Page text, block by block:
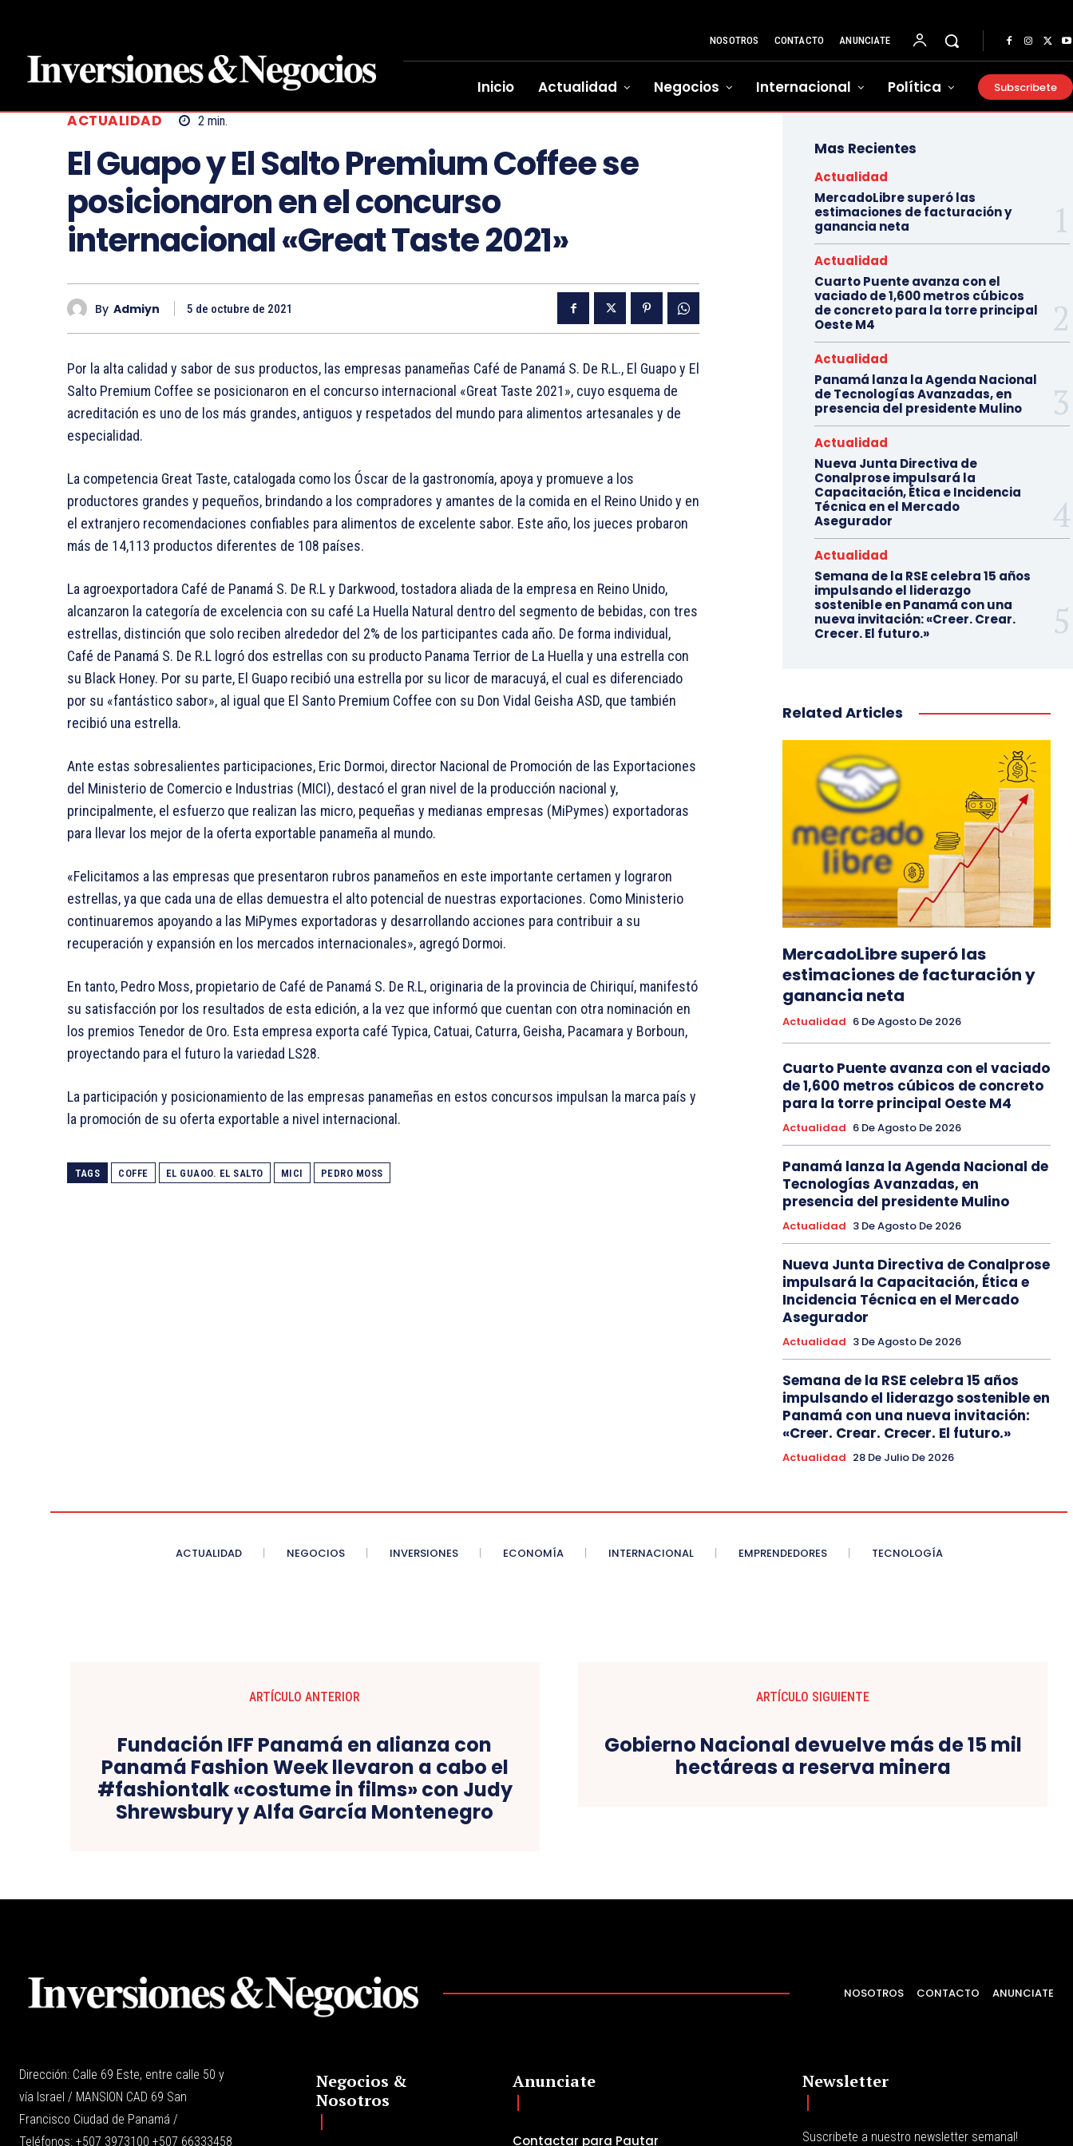
NOSOTROS CONTACTO ANUNCIATE
Inicio Actualidad Negocios Internacional Política Subscribete
ACTUALIDAD 2 min.
El Guapo y El Salto Premium Coffee se
posicionaron en el concurso
internacional «Great Taste 2021»
By Admiyn 5 de octubre de 2021
Por la alta calidad y sabor de sus productos, las empresas panameñas Café de Panamá S. De R.L., El Guapo y El
Salto Premium Coffee se posicionaron en el concurso internacional «Great Taste 2021», cuyo esquema de
acreditación es uno de los más grandes, antiguos y respetados del mundo para alimentos artesanales y de
especialidad.
La competencia Great Taste, catalogada como los Óscar de la gastronomía, apoya y promueve a los
productores grandes y pequeños, brindando a los compradores y amantes de la comida en el Reino Unido y en
el extranjero recomendaciones confiables para alimentos de excelente sabor. Este año, los jueces probaron
más de 14,113 productos diferentes de 108 países.
La agroexportadora Café de Panamá S. De R.L y Darkwood, tostadora aliada de la empresa en Reino Unido,
alcanzaron la categoría de excelencia con su café La Huella Natural dentro del segmento de bebidas, con tres
estrellas, distinción que solo reciben alrededor del 2% de los participantes cada año. De forma individual,
Café de Panamá S. De R.L logró dos estrellas con su producto Panama Terrior de La Huella y una estrella con
su Black Honey. Por su parte, El Guapo recibió una estrella por su licor de maracuyá, el cual es diferenciado
por su «fantástico sabor», al igual que El Santo Premium Coffee con su Don Vidal Geisha ASD, que también
recibió una estrella.
Ante estas sobresalientes participaciones, Eric Dormoi, director Nacional de Promoción de las Exportaciones
del Ministerio de Comercio e Industrias (MICI), destacó el gran nivel de la producción nacional y,
principalmente, el esfuerzo que realizan las micro, pequeñas y medianas empresas (MiPymes) exportadoras
para llevar los mejor de la oferta exportable panameña al mundo.
«Felicitamos a las empresas que presentaron rubros panameños en este importante certamen y lograron
estrellas, ya que cada una de ellas demuestra el alto potencial de nuestras exportaciones. Como Ministerio
continuaremos apoyando a las MiPymes exportadoras y desarrollando acciones para contribuir a su
recuperación y expansión en los mercados internacionales», agregó Dormoi.
En tanto, Pedro Moss, propietario de Café de Panamá S. De R.L, originaria de la provincia de Chiriquí, manifestó
su satisfacción por los resultados de esta edición, a la vez que informó que cuentan con otra nominación en
los premios Tenedor de Oro. Esta empresa exporta café Typica, Catuai, Caturra, Geisha, Pacamara y Borboun,
proyectando para el futuro la variedad LS28.
La participación y posicionamiento de las empresas panameñas en estos concursos impulsan la marca país y
la promoción de su oferta exportable a nivel internacional.
TAGS COFFE EL GUAOO. EL SALTO MICI PEDRO MOSS
Mas Recientes
Actualidad
MercadoLibre superó las
estimaciones de facturación y
ganancia neta
Actualidad
Cuarto Puente avanza con el
vaciado de 1,600 metros cúbicos
de concreto para la torre principal
Oeste M4
Actualidad
Panamá lanza la Agenda Nacional
de Tecnologías Avanzadas, en
presencia del presidente Mulino
Actualidad
Nueva Junta Directiva de
Conalprose impulsará la
Capacitación, Ética e Incidencia
Técnica en el Mercado
Asegurador
Actualidad
Semana de la RSE celebra 15 años
impulsando el liderazgo
sostenible en Panamá con una
nueva invitación: «Creer. Crear.
Crecer. El futuro.»
Related Articles
MercadoLibre superó las
estimaciones de facturación y
ganancia neta
Actualidad 6 De Agosto De 2026
Cuarto Puente avanza con el vaciado
de 1,600 metros cúbicos de concreto
para la torre principal Oeste M4
Actualidad 6 De Agosto De 2026
Panamá lanza la Agenda Nacional de
Tecnologías Avanzadas, en
presencia del presidente Mulino
Actualidad 3 De Agosto De 2026
Nueva Junta Directiva de Conalprose
impulsará la Capacitación, Ética e
Incidencia Técnica en el Mercado
Asegurador
Actualidad 3 De Agosto De 2026
Semana de la RSE celebra 15 años
impulsando el liderazgo sostenible en
Panamá con una nueva invitación:
«Creer. Crear. Crecer. El futuro.»
Actualidad 28 De Julio De 2026
ACTUALIDAD NEGOCIOS INVERSIONES ECONOMÍA INTERNACIONAL EMPRENDEDORES TECNOLOGÍA
ARTÍCULO ANTERIOR
Fundación IFF Panamá en alianza con
Panamá Fashion Week llevaron a cabo el
#fashiontalk «costume in films» con Judy
Shrewsbury y Alfa García Montenegro
ARTÍCULO SIGUIENTE
Gobierno Nacional devuelve más de 15 mil
hectáreas a reserva minera
NOSOTROS CONTACTO ANUNCIATE
Dirección: Calle 69 Este, entre calle 50 y
vía Israel / MANSION CAD 69 San
Francisco Ciudad de Panamá /
Teléfonos: +507 3973100 +507 66333458
Negocios &
Nosotros
Anunciate
Contactar para Pautar
Newsletter
Suscribete a nuestro newsletter semanal!